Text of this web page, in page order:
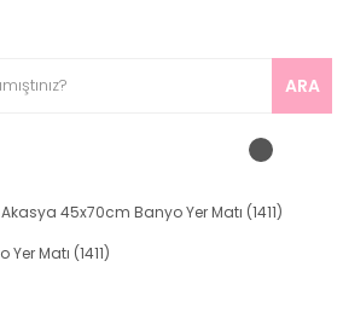
ARA
Akasya 45x70cm Banyo Yer Matı (1411)